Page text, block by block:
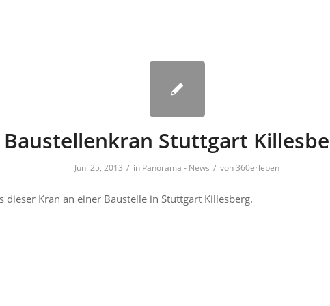
Baustellenkran Stuttgart
Juni 25, 2013 / in Panorama - News / von360erleben
Kran an einer Baustelle in Stuttgart Killesberg.